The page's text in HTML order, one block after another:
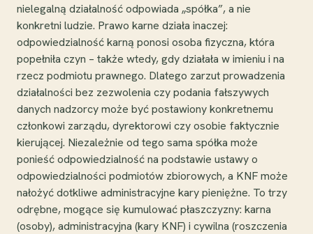
nielegalną działalność odpowiada „spółka”, a nie
konkretni ludzie. Prawo karne działa inaczej:
odpowiedzialność karną ponosi osoba fizyczna, która
popełniła czyn – także wtedy, gdy działała w imieniu i na
rzecz podmiotu prawnego. Dlatego zarzut prowadzenia
działalności bez zezwolenia czy podania fałszywych
danych nadzorcy może być postawiony konkretnemu
członkowi zarządu, dyrektorowi czy osobie faktycznie
kierującej. Niezależnie od tego sama spółka może
ponieść odpowiedzialność na podstawie ustawy o
odpowiedzialności podmiotów zbiorowych, a KNF może
nałożyć dotkliwe administracyjne kary pieniężne. To trzy
odrębne, mogące się kumulować płaszczyzny: karna
(osoby), administracyjna (kary KNF) i cywilna (roszczenia